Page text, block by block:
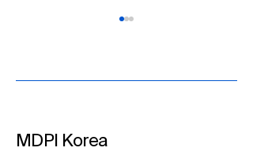
MDPI Korea, 제39차 한국
MDPI Korea​